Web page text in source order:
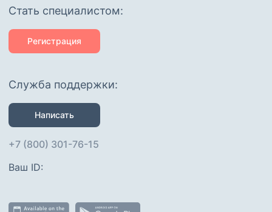
Cтать специалистом:
Регистрация
Служба поддержки:
Написать
+7 (800) 301-76-15
Ваш ID: